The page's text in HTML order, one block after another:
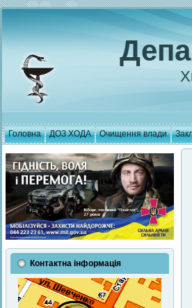
Головна ДОЗ ХОДА Очищення влади
Контактна інформація